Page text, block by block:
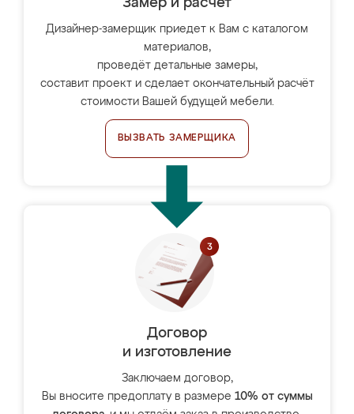
Замер и расчет
Дизайнер-замерщик приедет к Вам с каталогом
материалов,
проведёт детальные замеры,
составит проект и сделает окончательный расчёт
стоимости Вашей будущей мебели.
ВЫЗВАТЬ ЗАМЕРЩИКА
Договор
и изготовление
Заключаем договор,
Вы вносите предоплату в размере 10% от суммы